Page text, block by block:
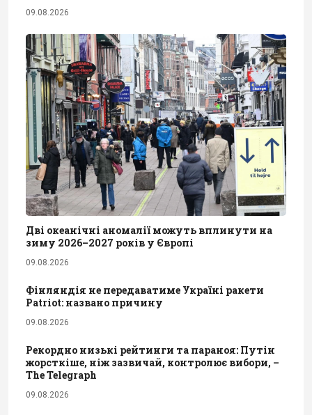
09.08.2026
Дві океанічні аномалії можуть вплинути на
зиму 2026–2027 років у Європі
09.08.2026
Фінляндія не передаватиме Україні ракети
Patriot: названо причину
09.08.2026
Рекордно низькі рейтинги та параноя: Путін
жорсткіше, ніж зазвичай, контролює вибори, –
The Telegraph
09.08.2026